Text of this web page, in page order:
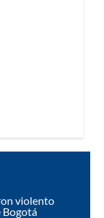
violento
Bogotá